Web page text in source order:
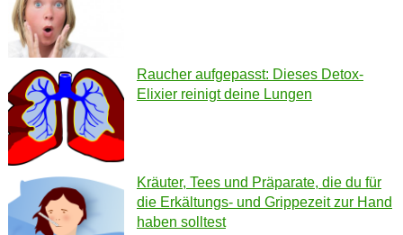
Raucher aufgepasst: Dieses Detox-
Elixier reinigt deine Lungen
Kräuter, Tees und Präparate, die du für
die Erkältungs- und Grippezeit zur Hand
haben solltest